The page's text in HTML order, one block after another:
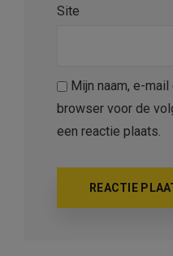
Site
Mijn naam, e-
browser voor de
een reactie plaats.